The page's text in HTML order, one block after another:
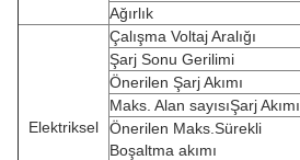
Ağırlık
Elektriksel
Çalışma Voltaj Aralığı
Şarj Sonu Gerilimi
Önerilen Şarj Akımı
Maks. Alan sayısıŞarj Akımı
Önerilen Maks.Sürekli
Boşaltma akımı